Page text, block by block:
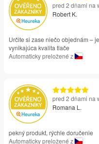
pred 2 dňami na
Robert K.
Určite si zase niečo objednám –
vynikajúca kvalita tlače
Automaticky preložené z
pred 2 dňami na
Romana L.
pekný produkt, rýchle doručenie
Automaticky preložené z